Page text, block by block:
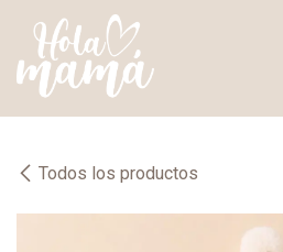
Todos los productos